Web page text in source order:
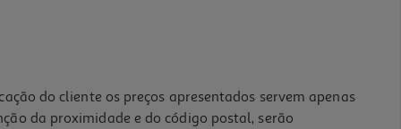
do cliente os preços apresentados servem apenas
da proximidade e do código postal, serão